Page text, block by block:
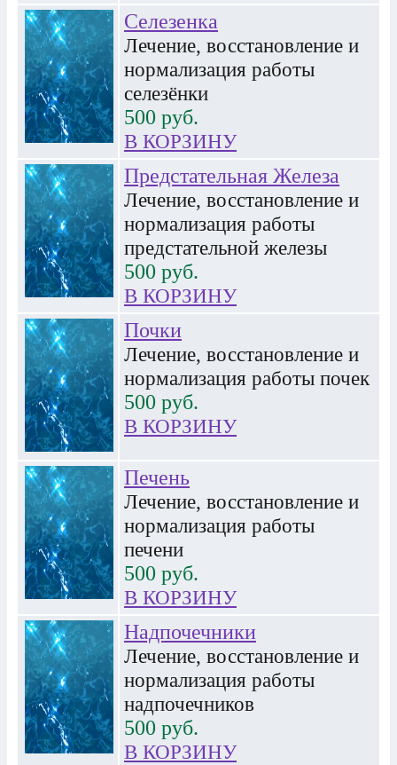
Селезенка
Лечение, восстановление и
нормализация работы
селезёнки
500 руб.
В КОРЗИНУ
Предстательная Железа
Лечение, восстановление и
нормализация работы
предстательной железы
500 руб.
В КОРЗИНУ
Почки
Лечение, восстановление и
нормализация работы почек
500 руб.
В КОРЗИНУ
Печень
Лечение, восстановление и
нормализация работы
печени
500 руб.
В КОРЗИНУ
Надпочечники
Лечение, восстановление и
нормализация работы
надпочечников
500 руб.
В КОРЗИНУ